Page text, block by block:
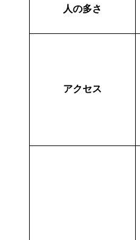
人の多さ
アクセス